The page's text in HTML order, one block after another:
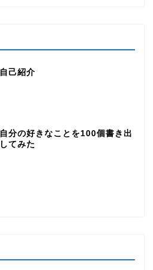
自己紹介
自分の好きなことを100個書き出
してみた